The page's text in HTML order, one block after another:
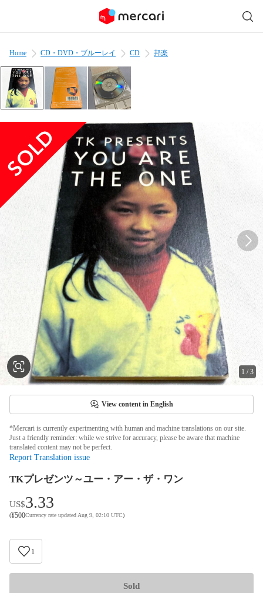
Home CD・DVD・ブルーレイ CD 邦楽
1 /3
View content in English
*Mercari is currently experimenting with human and machine translations on our site.
Just a friendly reminder: while we strive for accuracy, please be aware that machine
translated content may not be perfect.
Report Translation issue
TKプレゼンツ～ユー・アー・ザ・ワン
US$3.33
(¥500Currency rate updated Aug 9, 02:10 UTC)
1
Sold